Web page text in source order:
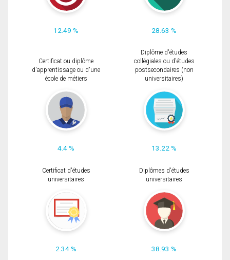
12.49 % 28.63 %
Certificat ou diplôme
d'apprentissage ou d'une
école de métiers
4.4 %
Diplôme d'études
collégiales ou d'études
postsecondaires (non
universitaires)
13.22 %
Certificat d'études
universitaires
2.34 %
Diplômes d'études
universitaires
38.93 %